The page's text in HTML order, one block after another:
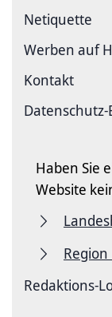
Netiquette
Werben auf
Kontakt
Haben Sie
Website
Redaktions-